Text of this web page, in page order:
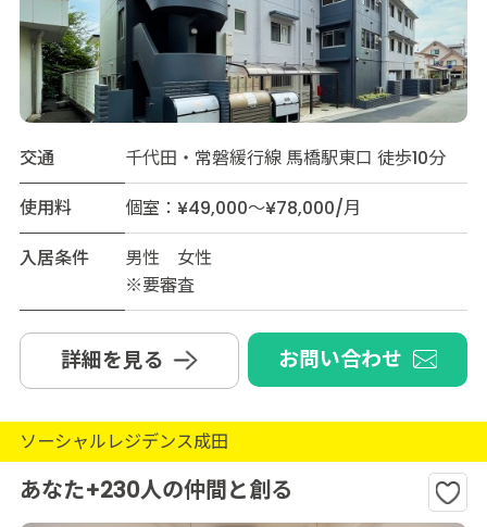
交通
千代田・常磐緩行線 馬橋駅東口 徒歩10分
使用料
個室：¥49,000～¥78,000/月
入居条件
男性 女性
※要審査
詳細を見る お問い合わせ
ソーシャルレジデンス成田
あなた+230人の仲間と創る